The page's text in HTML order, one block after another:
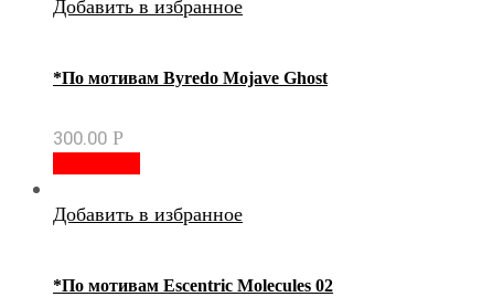
Добавить в избранное
*По мотивам Byredo Mojave Ghost
300.00 Р
Добавить в избранное
*По мотивам Escentric Molecules 02